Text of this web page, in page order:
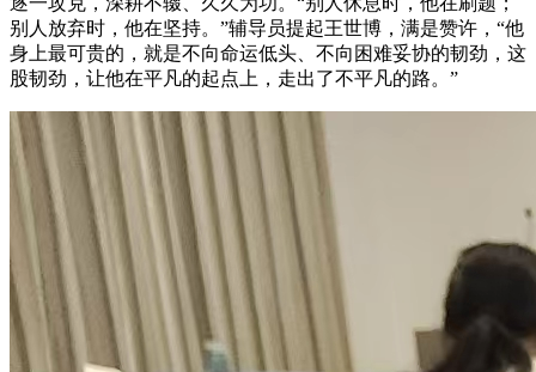
别人放弃时，他在坚持。”辅导员提起王世博，满是赞许，“他
身上最可贵的，就是不向命运低头、不向困难妥协的韧劲，这
股韧劲，让他在平凡的起点上，走出了不平凡的路。”